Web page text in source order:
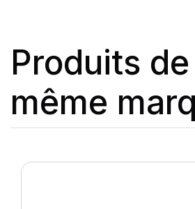
Produits
même